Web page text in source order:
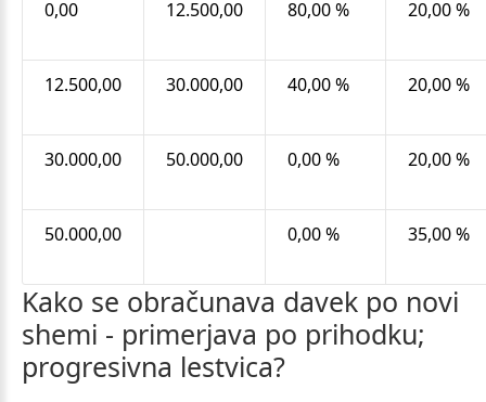
0,00 12.500,00 80,00 % 20,00 %
12.500,00 30.000,00 40,00 % 20,00 %
30.000,00 50.000,00 0,00 % 20,00 %
50.000,00 0,00 % 35,00 %
Kako se obračunava davek po novi
shemi - primerjava po prihodku;
progresivna lestvica?